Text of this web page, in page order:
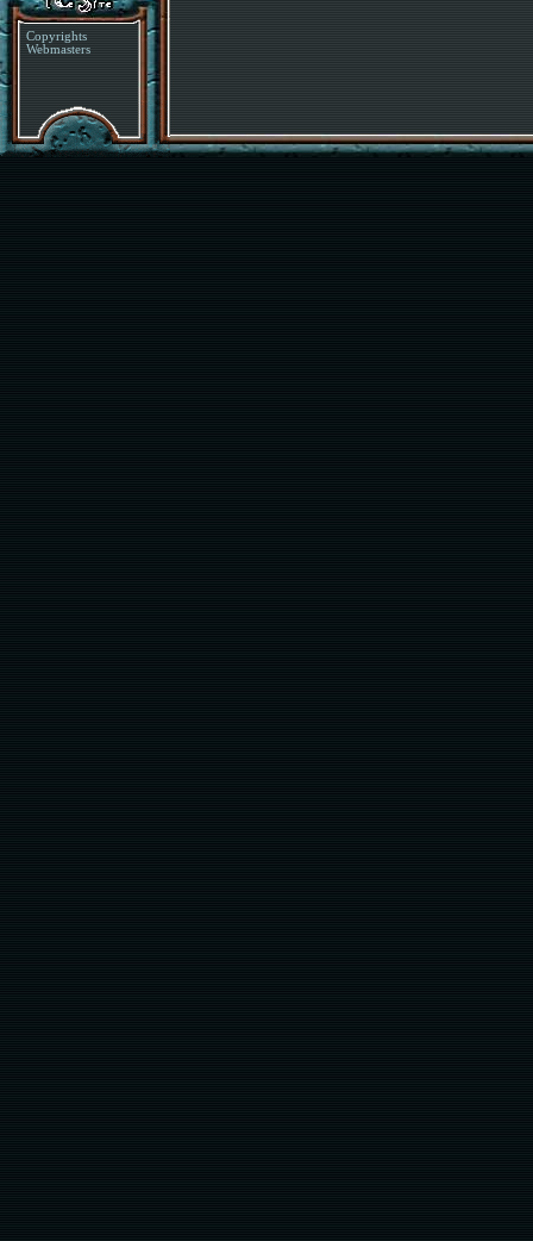
Copyrights
Webmasters